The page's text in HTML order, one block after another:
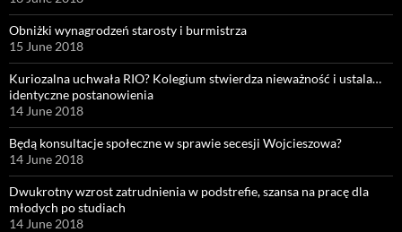
Obniżki wynagrodzeń starosty i burmistrza
15 June 2018
Kuriozalna uchwała RIO? Kolegium stwierdza nieważność i ustala…
identyczne postanowienia
14 June 2018
Będą konsultacje społeczne w sprawie secesji Wojcieszowa?
14 June 2018
Dwukrotny wzrost zatrudnienia w podstrefie, szansa na pracę dla
młodych po studiach
14 June 2018